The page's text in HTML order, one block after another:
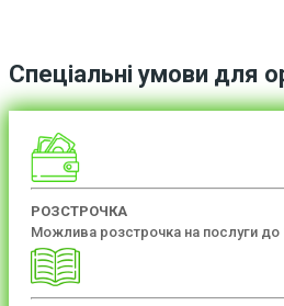
Спеціальні умови для
РОЗСТРОЧКА
Можлива розстрочка на послуги до